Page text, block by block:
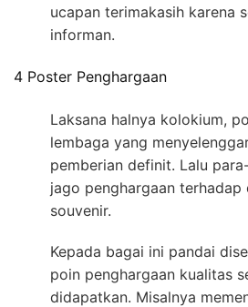
ucapan terimakasih karena
informan.
4 Poster Penghargaan
Laksana halnya kolokium,
lembaga yang
pemberian definit. Lalu
jago penghargaan terhadap
souvenir.
Kepada bagai ini pandai
poin penghargaan kualitas
didapatkan. Misalnya